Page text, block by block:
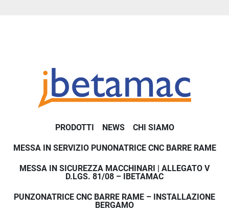
PRODOTTI NEWS CHI SIAMO
MESSA IN SERVIZIO PUNONATRICE CNC BARRE RAME
MESSA IN SICUREZZA MACCHINARI | ALLEGATO V
D.LGS. 81/08 – IBETAMAC
PUNZONATRICE CNC BARRE RAME – INSTALLAZIONE
BERGAMO